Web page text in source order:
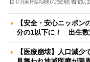
【安全・安心ニッポ
分の1以下に！ 出生
【医療崩壊】人口減